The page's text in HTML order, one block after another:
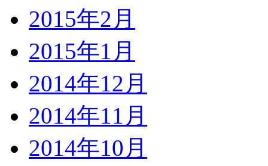
2015年2月
2015年1月
2014年12月
2014年11月
2014年10月